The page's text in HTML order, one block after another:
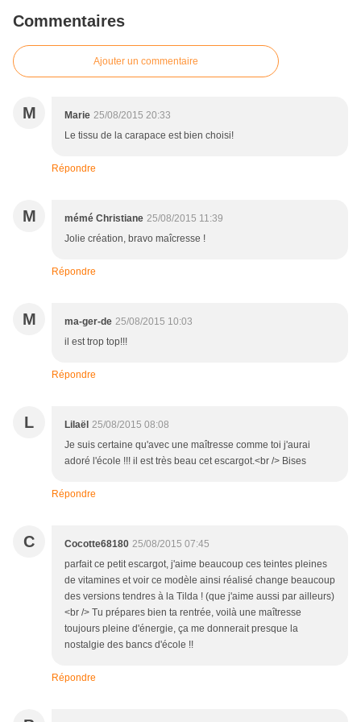
Commentaires
Ajouter un commentaire
M Marie 25/08/2015 20:33
Le tissu de la carapace est bien choisi!
Répondre
M mémé Christiane 25/08/2015 11:39
Jolie création, bravo maîcresse !
Répondre
M ma-ger-de 25/08/2015 10:03
il est trop top!!!
Répondre
L Lilaël 25/08/2015 08:08
Je suis certaine qu'avec une maîtresse comme toi j'aurai
adoré l'école !!! il est très beau cet escargot.<br /> Bises
Répondre
C Cocotte68180 25/08/2015 07:45
parfait ce petit escargot, j'aime beaucoup ces teintes pleines
de vitamines et voir ce modèle ainsi réalisé change beaucoup
des versions tendres à la Tilda ! (que j'aime aussi par ailleurs)
<br /> Tu prépares bien ta rentrée, voilà une maîtresse
toujours pleine d'énergie, ça me donnerait presque la
nostalgie des bancs d'école !!
Répondre